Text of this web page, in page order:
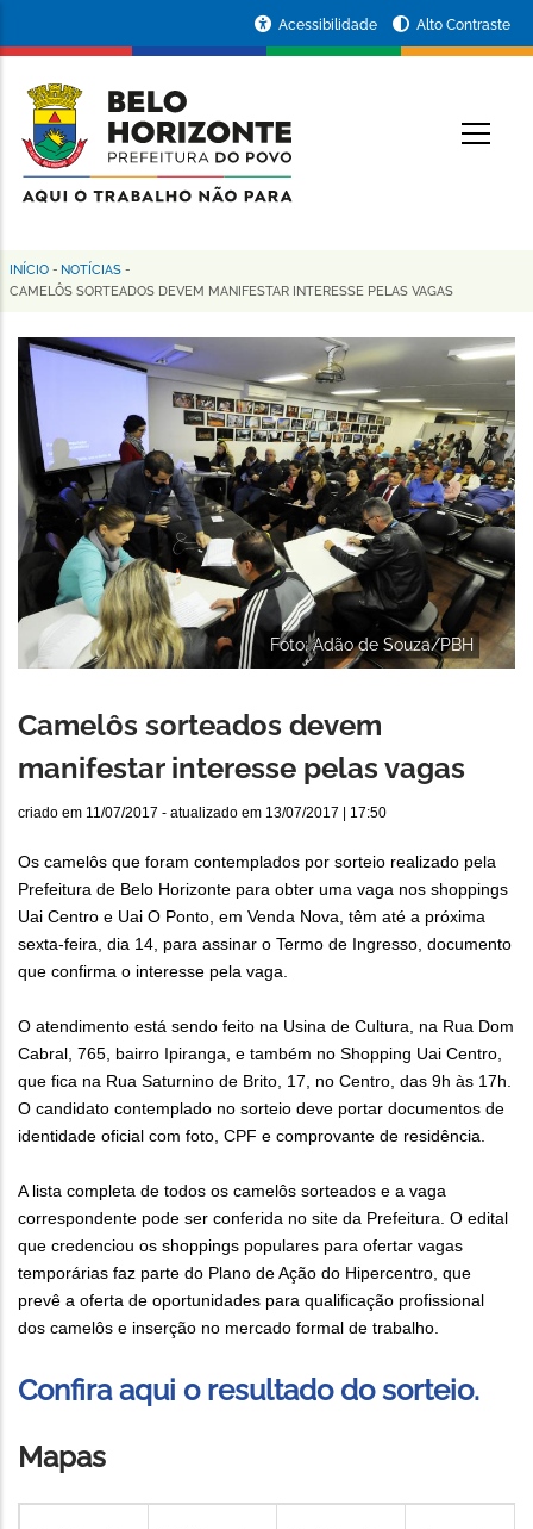
conteúdo
principal
da
Prefeitura
de
Horizonte
Acessibilidade Alto Contraste
Trilha
navegação
INÍCIO - NOTÍCIAS -
CAMELÔS SORTEADOS DEVEM MANIFESTAR INTERESSE PELAS VAGAS
Foto: Adão de Souza/PBH
Camelôs sorteados devem
manifestar interesse pelas vagas
criado em 11/07/2017 - atualizado em 13/07/2017 | 17:50
Os camelôs que foram contemplados por sorteio realizado pela
Prefeitura de Belo Horizonte para obter uma vaga nos shoppings
Uai Centro e Uai O Ponto, em Venda Nova, têm até a próxima
sexta-feira, dia 14, para assinar o Termo de Ingresso, documento
que confirma o interesse pela vaga.
O atendimento está sendo feito na Usina de Cultura, na Rua Dom
Cabral, 765, bairro Ipiranga, e também no Shopping Uai Centro,
que fica na Rua Saturnino de Brito, 17, no Centro, das 9h às 17h.
O candidato contemplado no sorteio deve portar documentos de
identidade oficial com foto, CPF e comprovante de residência.
A lista completa de todos os camelôs sorteados e a vaga
correspondente pode ser conferida no site da Prefeitura. O edital
que credenciou os shoppings populares para ofertar vagas
temporárias faz parte do Plano de Ação do Hipercentro, que
prevê a oferta de oportunidades para qualificação profissional
dos camelôs e inserção no mercado formal de trabalho.
Confira aqui o resultado do sorteio.
Mapas